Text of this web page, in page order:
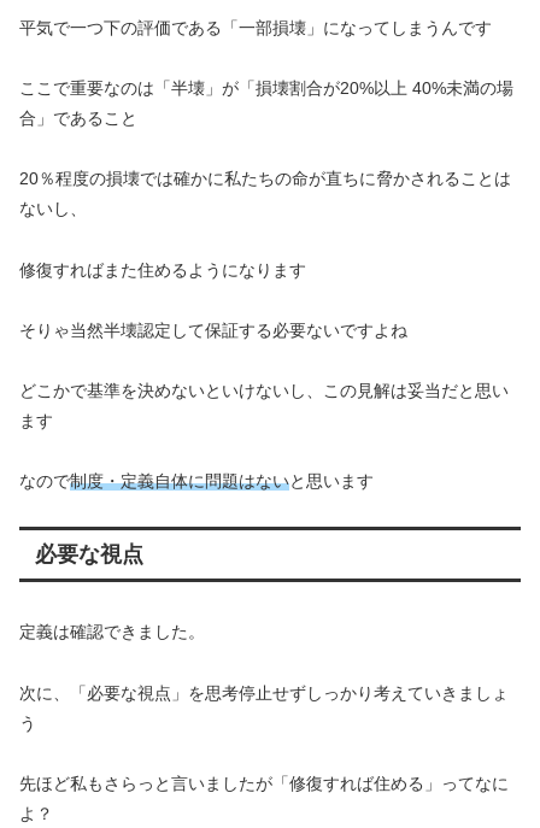
平気で一つ下の評価である「一部損壊」になってしまうんです
ここで重要なのは「半壊」が「損壊割合が20%以上 40%未満の場
合」であること
20％程度の損壊では確かに私たちの命が直ちに脅かされることは
ないし、
修復すればまた住めるようになります
そりゃ当然半壊認定して保証する必要ないですよね
どこかで基準を決めないといけないし、この見解は妥当だと思い
ます
なので制度・定義自体に問題はないと思います
必要な視点
定義は確認できました。
次に、「必要な視点」を思考停止せずしっかり考えていきましょ
う
先ほど私もさらっと言いましたが「修復すれば住める」ってなに
よ？